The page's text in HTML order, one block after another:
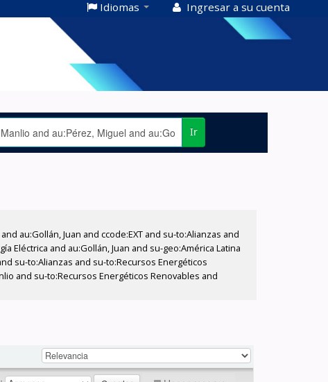
Idiomas Ingresar a su cuenta
Ir
au:Gollán, Juan and ccode:EXT and su-to:Alianzas and
Eléctrica and au:Gollán, Juan and su-geo:América Latina
su-to:Alianzas and su-to:Recursos Energéticos
and su-to:Recursos Energéticos Renovables and